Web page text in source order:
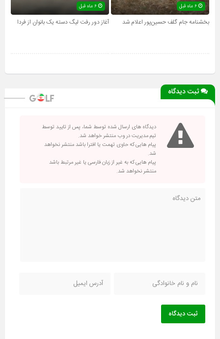
۶ ماه قبل
بخشنامه جام گلف حسین‌پور اعلام شد آغاز دور رفت لیگ دسته یک بانوان از فردا
ثبت دیدگاه
دیدگاه های ارسال شده توسط شما، پس از تایید توسط
تیم مدیریت در وب منتشر خواهد شد.
پیام هایی که حاوی تهمت یا افترا باشد منتشر نخواهد
شد.
پیام هایی که به غیر از زبان فارسی یا غیر مرتبط باشد
منتشر نخواهد شد.
ثبت دیدگاه